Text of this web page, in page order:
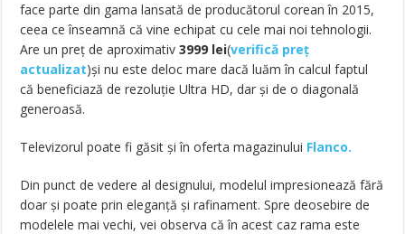
face parte din gama lansată de producătorul corean în 2015,
ceea ce înseamnă că vine echipat cu cele mai noi tehnologii.
Are un preț de aproximativ 3999 lei(verifică preț
actualizat)și nu este deloc mare dacă luăm în calcul faptul
că beneficiază de rezoluție Ultra HD, dar și de o diagonală
generoasă.
Televizorul poate fi găsit și în oferta magazinului Flanco.
Din punct de vedere al designului, modelul impresionează fără
doar și poate prin eleganță și rafinament. Spre deosebire de
modelele mai vechi, vei observa că în acest caz rama este